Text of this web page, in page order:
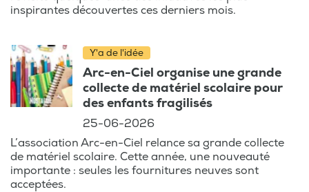
inspirantes découvertes ces derniers mois.
Y'a de l'idée
Arc-en-Ciel organise une grande
collecte de matériel scolaire pour
des enfants fragilisés
25-06-2026
L’association Arc-en-Ciel relance sa grande collecte
de matériel scolaire. Cette année, une nouveauté
importante : seules les fournitures neuves sont
acceptées.